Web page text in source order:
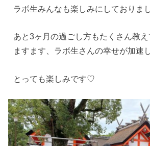
ラボ生みんなも楽しみにしておりま
あと3ヶ月の過ごし方もたくさん教え
ますます、ラボ生さんの幸せが加速
とっても楽しみです♡